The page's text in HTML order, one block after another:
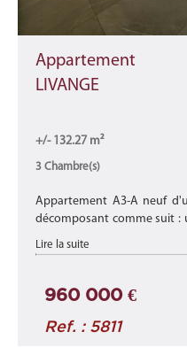
Appartement
LIVANGE
+/- 132.27 m²
3 Chambre(s)
Appartement A3-A neuf
décomposant comme suit :
m2 avec une terrasse de
m2 au 1er étage ...
Lire la suite
960 000 €
Ref. : 5811